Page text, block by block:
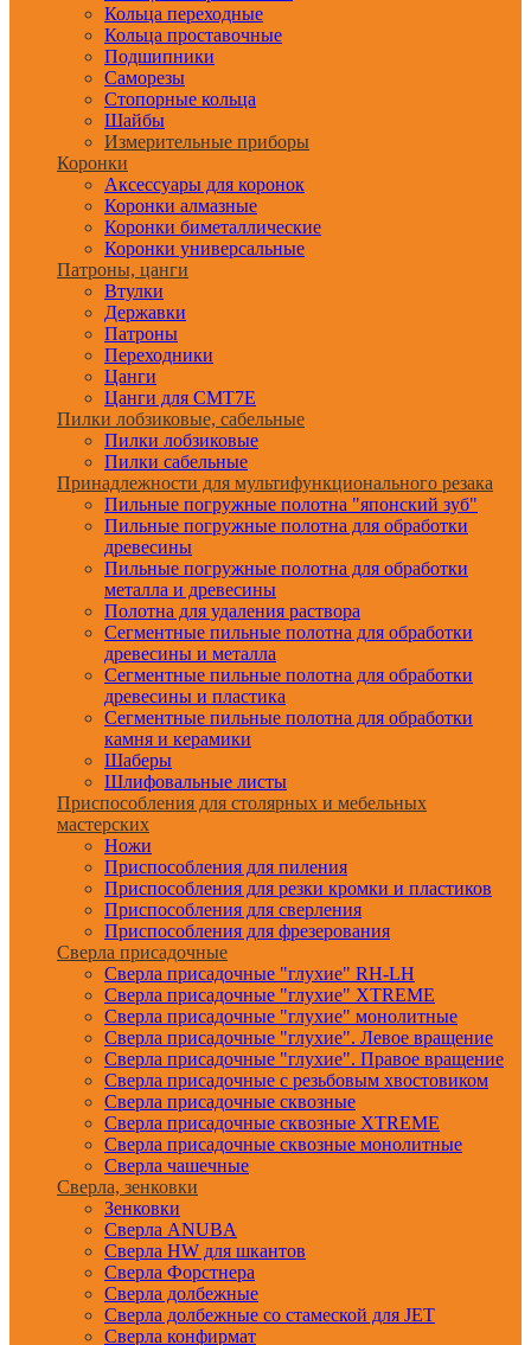
Кольца переходные
Кольца проставочные
Подшипники
Саморезы
Стопорные кольца
Шайбы
Измерительные приборы
Коронки
Аксессуары для коронок
Коронки алмазные
Коронки биметаллические
Коронки универсальные
Патроны, цанги
Втулки
Державки
Патроны
Переходники
Цанги
Цанги для CMT7E
Пилки лобзиковые, сабельные
Пилки лобзиковые
Пилки сабельные
Принадлежности для мультифункционального резака
Пильные погружные полотна "японский зуб"
Пильные погружные полотна для обработки
древесины
Пильные погружные полотна для обработки
металла и древесины
Полотна для удаления раствора
Сегментные пильные полотна для обработки
древесины и металла
Сегментные пильные полотна для обработки
древесины и пластика
Сегментные пильные полотна для обработки
камня и керамики
Шаберы
Шлифовальные листы
Приспособления для столярных и мебельных
мастерских
Ножи
Приспособления для пиления
Приспособления для резки кромки и пластиков
Приспособления для сверления
Приспособления для фрезерования
Сверла присадочные
Сверла присадочные "глухие" RH-LH
Сверла присадочные "глухие" XTREME
Сверла присадочные "глухие" монолитные
Сверла присадочные "глухие". Левое вращение
Сверла присадочные "глухие". Правое вращение
Сверла присадочные с резьбовым хвостовиком
Сверла присадочные сквозные
Сверла присадочные сквозные XTREME
Сверла присадочные сквозные монолитные
Сверла чашечные
Сверла, зенковки
Зенковки
Сверла ANUBA
Сверла HW для шкантов
Сверла Форстнера
Сверла долбежные
Сверла долбежные со стамеской для JET
Сверла конфирмат